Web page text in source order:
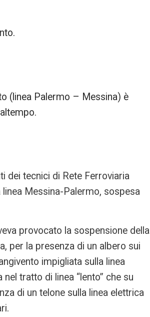
(linea Palermo – Messina) è
dei tecnici di Rete Ferroviaria
linea Messina-Palermo, sospesa
provocato la sospensione della
per la presenza di un albero sui
impigliata sulla linea
tratto di linea “lento” che su
di un telone sulla linea elettrica